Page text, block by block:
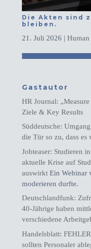
Die Akten sind
bleiben.
21. Juli 2026 | Human
Gastautor
HR Journal:
Ziele & Key Results
Süddeutsche:
die Tür so zu, dass es
Jobteaser: Studieren
aktuelle Krise auf
auswirktEin Webinar
moderieren durfte.
Deutschlandfunk:
40-Jährige haben
verschiedene
Handelsblatt:
sollten Personaler